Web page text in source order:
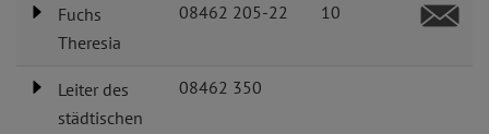
Fuchs
Theresia
08462 205-22 10
Leiter des
städtischen
08462 350